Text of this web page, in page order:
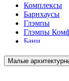
Комплексы
Барнхаусы
Глэмпы
Глэмпы
Бани
Малые